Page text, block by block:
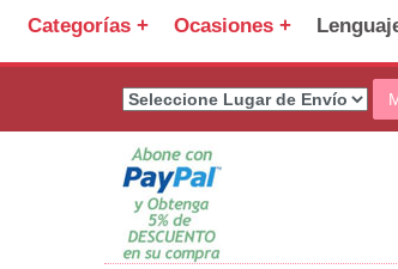
Categorías + Ocasiones +